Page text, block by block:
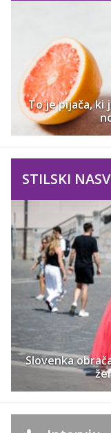
To je pijača, ki
STILSKI
Slovenka